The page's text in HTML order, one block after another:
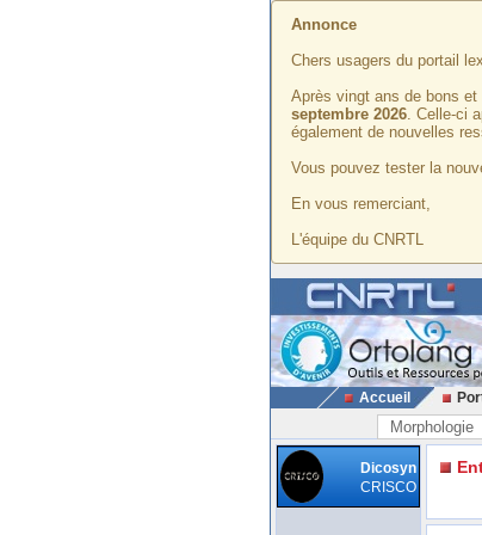
Annonce
Chers usagers du portail
Après vingt ans de bons
septembre 2026. Celle-ci
également de nouvelles
Vous pouvez tester la
En vous remerciant,
L'équipe du CNRTL
Accueil
Morphologie
Dicosyn
CRISCO